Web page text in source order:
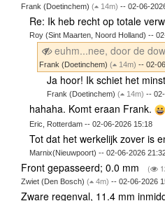
Frank (Doetinchem) ( 14m) -- 02-06-
Re: Ik heb recht op totale
Roy (Sint Maarten, Noord Holland) --
euhm...nee, door de
Frank (Doetinchem) ( 14m) -- 02-
Ja hoor! Ik schiet het
Frank (Doetinchem)( 14m) --
hahaha. Komt eraan Frank.
Eric, Rotterdam -- 02-06-2026 15:18
Tot dat het werkelijk zover is
Marnix(Nieuwpoort) -- 02-06-2026
Front gepasseerd; 0.0 mm (
Zwiet (Den Bosch) ( 4m) -- 02-06-2026
Zware regenval, 11.4 mm